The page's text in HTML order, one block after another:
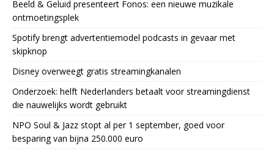
Beeld & Geluid presenteert Fonos: een nieuwe muzikale
ontmoetingsplek
Spotify brengt advertentiemodel podcasts in gevaar met
skipknop
Disney overweegt gratis streamingkanalen
Onderzoek: helft Nederlanders betaalt voor streamingdienst
die nauwelijks wordt gebruikt
NPO Soul & Jazz stopt al per 1 september, goed voor
besparing van bijna 250.000 euro